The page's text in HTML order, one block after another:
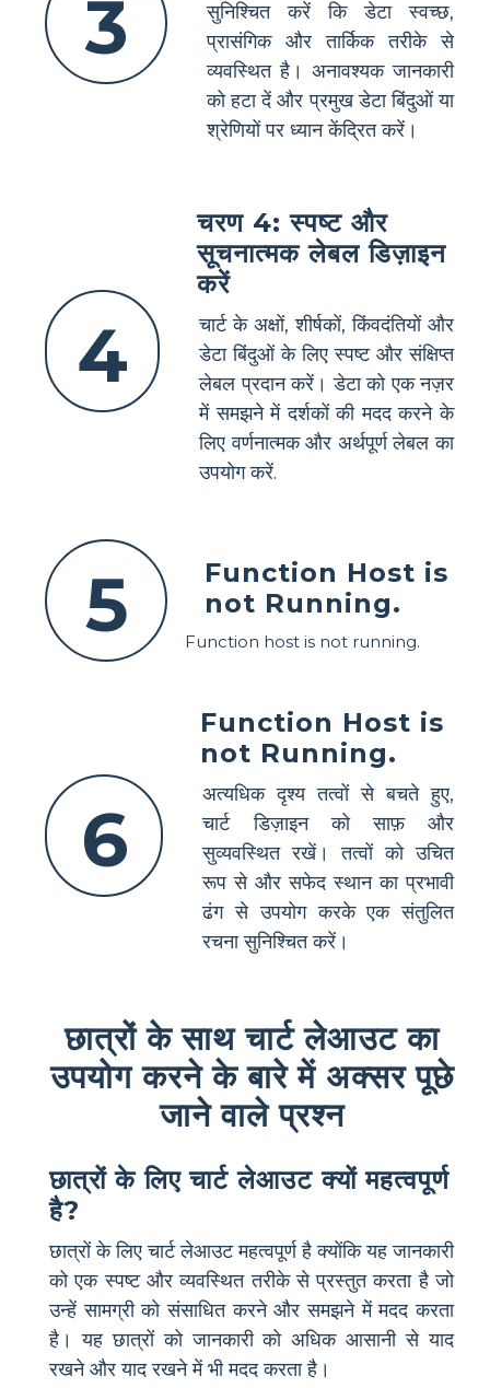
3
सुनिश्चित करें कि डेटा स्वच्छ,
प्रासंगिक और तार्किक तरीके से
व्यवस्थित है। अनावश्यक जानकारी
को हटा दें और प्रमुख डेटा बिंदुओं या
श्रेणियों पर ध्यान केंद्रित करें।
4
चरण 4: स्पष्ट और
सूचनात्मक लेबल डिज़ाइन
करें
चार्ट के अक्षों, शीर्षकों, किंवदंतियों और
डेटा बिंदुओं के लिए स्पष्ट और संक्षिप्त
लेबल प्रदान करें। डेटा को एक नज़र
में समझने में दर्शकों की मदद करने के
लिए वर्णनात्मक और अर्थपूर्ण लेबल का
उपयोग करें.
5
Function Host is
not Running.
Function host is not running.
6
Function Host is
not Running.
अत्यधिक दृश्य तत्वों से बचते हुए,
चार्ट डिज़ाइन को साफ़ और
सुव्यवस्थित रखें। तत्वों को उचित
रूप से और सफेद स्थान का प्रभावी
ढंग से उपयोग करके एक संतुलित
रचना सुनिश्चित करें।
छात्रों के साथ चार्ट लेआउट का
उपयोग करने के बारे में अक्सर पूछे
जाने वाले प्रश्न
छात्रों के लिए चार्ट लेआउट क्यों महत्वपूर्ण
है?
छात्रों के लिए चार्ट लेआउट महत्वपूर्ण है क्योंकि यह जानकारी
को एक स्पष्ट और व्यवस्थित तरीके से प्रस्तुत करता है जो
उन्हें सामग्री को संसाधित करने और समझने में मदद करता
है। यह छात्रों को जानकारी को अधिक आसानी से याद
रखने और याद रखने में भी मदद करता है।